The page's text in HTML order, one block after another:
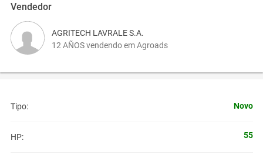
Vendedor
AGRITECH LAVRALE S.A.
12 AÑOS vendendo em Agroads
Tipo: Novo
HP: 55